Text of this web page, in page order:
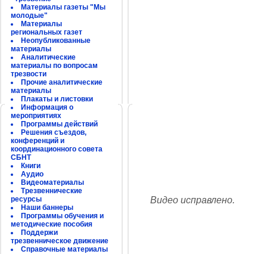
Материалы газеты "Мы
молодые"
Материалы
региональных газет
Неопубликованные
материалы
Аналитические
материалы по вопросам
трезвости
Прочие аналитические
материалы
Плакаты и листовки
Информация о
мероприятиях
Программы действий
Решения съездов,
конференций и
координационного совета
СБНТ
Книги
Аудио
Видеоматериалы
Трезвеннические
ресурсы
Наши баннеры
Программы обучения и
методические пособия
Поддержи
трезвенническое движение
Справочные материалы
Видео исправлено.